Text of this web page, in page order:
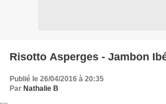
Risotto Asperges - Jambon
Publié le 26/04/2016 à 20:35
Par Nathalie B